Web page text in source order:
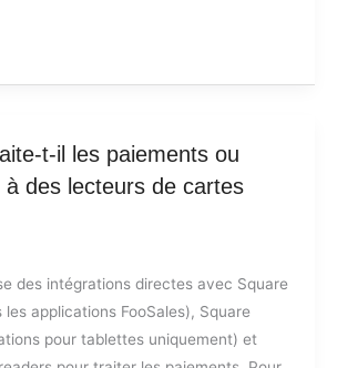
t-il les paiements ou
des lecteurs de cartes
des intégrations directes avec Square
applications FooSales), Square
pour tablettes uniquement) et